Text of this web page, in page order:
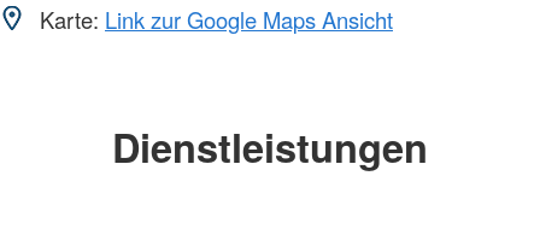
Karte: Link zur Google Maps Ansicht
Dienstleistungen